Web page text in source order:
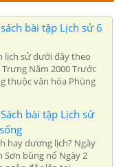
bài tập Lịch sử 6
lịch sử dưới đây theo
Năm 2000 Trước
thuộc văn hóa Phùng
bài tập Lịch sử
hay dương lịch? Ngày
Sơn bùng nổ Ngày 2